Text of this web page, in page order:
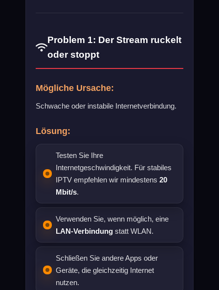
Problem 1: Der Stream ruckelt
oder stoppt
Mögliche Ursache:
Schwache oder instabile Internetverbindung.
Lösung:
Testen Sie Ihre
Internetgeschwindigkeit. Für stabiles
IPTV empfehlen wir mindestens 20
Mbit/s.
Verwenden Sie, wenn möglich, eine
LAN-Verbindungstatt WLAN.
Schließen Sie andere Apps oder
Geräte, die gleichzeitig Internet
nutzen.